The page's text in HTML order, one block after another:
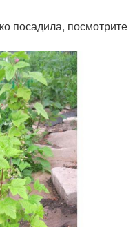
посадила, посмотрите